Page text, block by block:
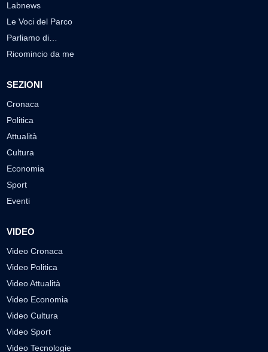
Labnews
Le Voci del Parco
Parliamo di…
Ricomincio da me
SEZIONI
Cronaca
Politica
Attualità
Cultura
Economia
Sport
Eventi
VIDEO
Video Cronaca
Video Politica
Video Attualità
Video Economia
Video Cultura
Video Sport
Video Tecnologie